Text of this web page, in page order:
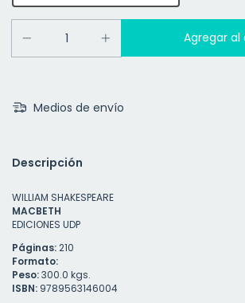
Medios de envío
Descripción
WILLIAM SHAKESPEARE
MACBETH
EDICIONES UDP
Páginas:210
Formato:
Peso:300.0 kgs.
ISBN: 9789563146004